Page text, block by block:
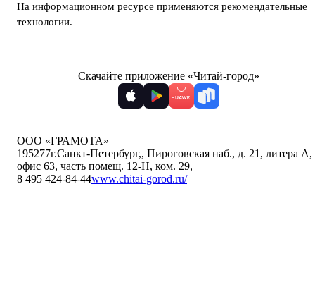
На информационном ресурсе применяются рекомендательные
технологии.
Скачайте приложение «Читай-город»
ООО «ГРАМОТА»
195277г.Санкт-Петербург,, Пироговская наб., д. 21, литера А,
офис 63, часть помещ. 12-Н, ком. 29,
8 495 424-84-44www.chitai-gorod.ru/